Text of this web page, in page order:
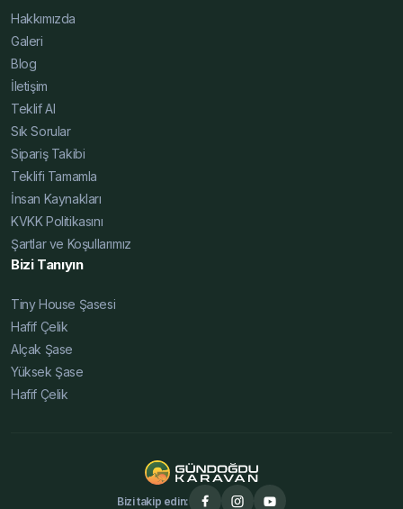
Şasesi Karşılaştırma, Alçak Şase Karşılaştırma, Yüksek
Şase Blog, Yüksek Şase Blog, Hafif Çelik Karavan Şase
Fiyatları 2025, Karavan Şasesi Fiyatları 2025, Tiny
House Şasesi Fiyatları 2025, Alçak Şase Fiyatları 2025,
Yüksek Şase Fiyatları 2025, Hafif Çelik Karavan Şase
Uygun Fiyat, Karavan Şasesi Uygun Fiyat, Tiny House
Şasesi Uygun Fiyat, Alçak Şase Uygun Fiyat, Yüksek
Hakkımızda
Galeri
Blog
İletişim
Teklif Al
Sık Sorular
Sipariş Takibi
Teklifi Tamamla
İnsan Kaynakları
KVKK Politikasını
Şartlar ve Koşullarımız
Bizi Tanıyın
Tiny House Şasesi
Hafif Çelik
Alçak Şase
Yüksek Şase
Hafif Çelik
Bizi takip edin: